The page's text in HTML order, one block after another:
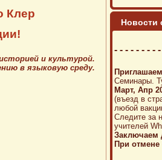
Клер
и культурой.
в языковую среду.
Новости
- - - - - - - -
Семинары.
Март, Апр
(въезд в
любой
Следите за
учителей
Заключаем
При отмене